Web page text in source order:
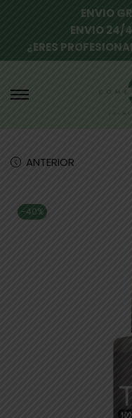
ENVIO
ENVIO 24/
¿ERES
ANTERIOR
-40%